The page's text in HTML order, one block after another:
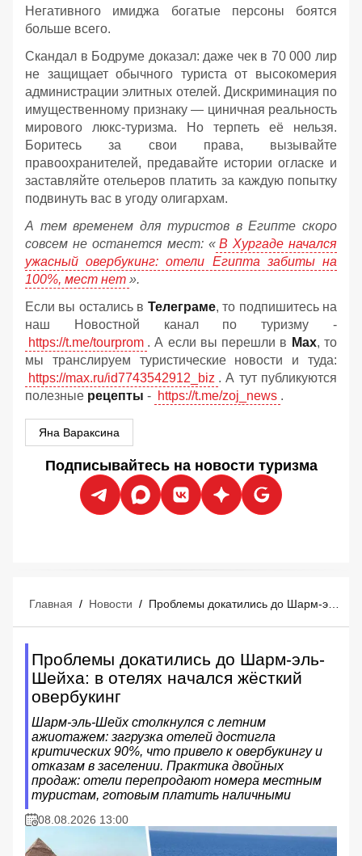
Негативного имиджа богатые персоны боятся
больше всего.
Скандал в Бодруме доказал: даже чек в 70 000 лир
не защищает обычного туриста от высокомерия
администрации элитных отелей. Дискриминация по
имущественному признаку — циничная реальность
мирового люкс-туризма. Но терпеть её нельзя.
Боритесь за свои права, вызывайте
правоохранителей, предавайте истории огласке и
заставляйте отельеров платить за каждую попытку
подвинуть вас в угоду олигархам.
А тем временем для туристов в Египте скоро
совсем не останется мест: « В Хургаде начался
ужасный овербукинг: отели Египта забиты на
100%, мест нет ».
Если вы остались в Телеграме, то подпишитесь на
наш Новостной канал по туризму -
https://t.me/tourprom . А если вы перешли в Мах, то
мы транслируем туристические новости и туда:
https://max.ru/id7743542912_biz . А тут публикуются
полезные рецепты - https://t.me/zoj_news .
Яна Вараксина
Подписывайтесь на новости туризма
Главная / Новости / Проблемы докатились до Шарм-эль-Шейха: в отелях начался жёсткий овербукинг
Проблемы докатились до Шарм-эль-
Шейха: в отелях начался жёсткий
овербукинг
Шарм-эль-Шейх столкнулся с летним
ажиотажем: загрузка отелей достигла
критических 90%, что привело к овербукингу и
отказам в заселении. Практика двойных
продаж: отели перепродают номера местным
туристам, готовым платить наличными
08.08.2026 13:00